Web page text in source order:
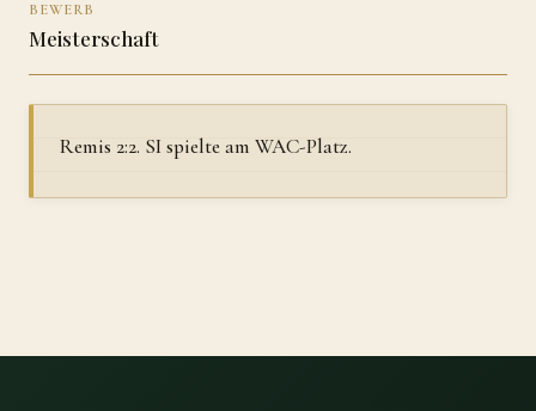
BEWERB
Meisterschaft
Remis 2:2. SI spielte am WAC-Platz.